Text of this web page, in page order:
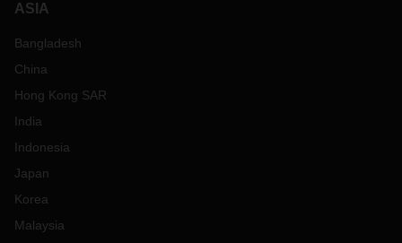
ASIA
Bangladesh
China
Hong Kong SAR
India
Indonesia
Japan
Korea
Malaysia